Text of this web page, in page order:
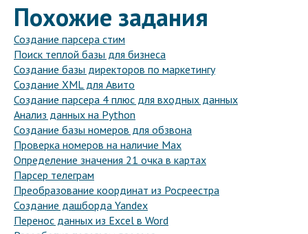
Похожие задания
Создание парсера стим
Поиск теплой базы для бизнеса
Создание базы директоров по маркетингу
Создание XML для Авито
Создание парсера 4 плюс для входных данных
Анализ данных на Python
Создание базы номеров для обзвона
Проверка номеров на наличие Max
Определение значения 21 очка в картах
Парсер телеграм
Преобразование координат из Росреестра
Создание дашборда Yandex
Перенос данных из Excel в Word